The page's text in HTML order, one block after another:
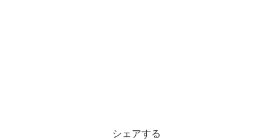
シェアする